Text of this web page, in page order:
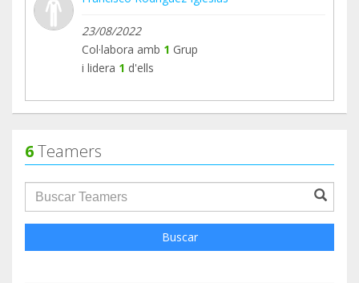
23/08/2022
Col·labora amb 1 Grup
i lidera 1 d'ells
6Teamers
groupProfile.searchForm.search.text???
Buscar